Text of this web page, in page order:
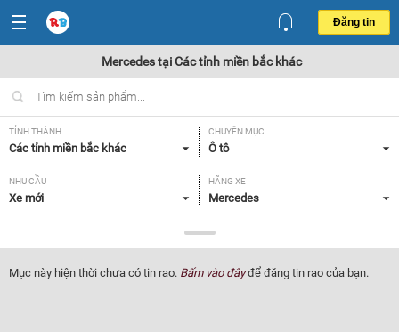
Đăng tin
Mercedes tại Các tỉnh miền bắc khác
TỈNH THÀNH
Các tỉnh miền bắc khác
CHUYÊN MỤC
Ô tô
NHU CẦU
Xe mới
HÃNG XE
Mercedes
Tất cả
NĂM SẢN XUẤT
Tất cả
GIÁ XE XUẤT XỨ
Mục này hiện thời chưa có tin rao. Bấm vào đâyđể đăng tin rao của bạn.